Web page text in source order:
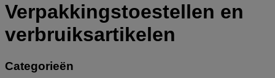
Verpakkingstoestellen en
verbruiksartikelen
Categorieën